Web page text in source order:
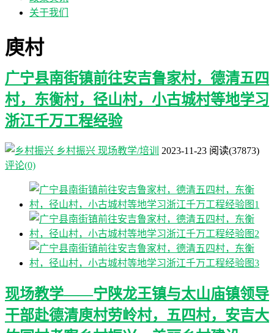
关于我们
庾村
广宁县南街镇前往安吉鲁家村，德清五四
村，东衡村，径山村，小古城村等地学习
浙江千万工程经验
乡村振兴 现场教学/培训 2023-11-23 阅读(37873)
评论(0)
现场教学——宁陕龙王镇与太山庙镇领导
干部赴德清庾村劳岭村，五四村，安吉大